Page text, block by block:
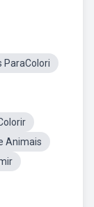
ParaColori
Animais